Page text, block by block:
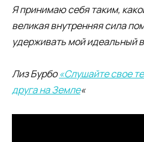
Я принимаю себя таким,
великая внутренняя сила
удерживать мой идеальный
Лиз Бурбо«Слушайте свое
друга на Земле«